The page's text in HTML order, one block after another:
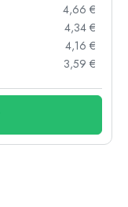
4,66 €
4,34 €
4,16 €
3,59 €